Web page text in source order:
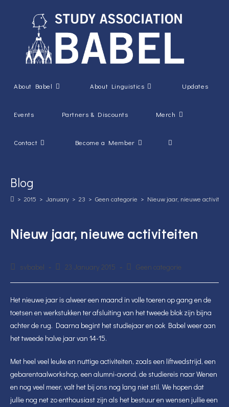
About Babel About Linguistics Updates
Events Partners & Discounts Merch
Contact Become a Member Toggle
search
Blog
> 2015 > January > 23 > Geen categorie > Nieuw jaar, nieuwe
Nieuw jaar, nieuwe activiteiten
Postsvbabel
Post23 January 2015
PostGeen categorie
Het nieuwe jaar is alweer een maand in volle toeren op gang en de
toetsen en werkstukken ter afsluiting van het tweede blok zijn bijna
achter de rug. Daarna begint het studiejaar en ook Babel weer aan
het tweede halve jaar van 14-15.
Met heel veel leuke en nuttige activiteiten, zoals een liftwedstrijd, een
gebarentaalworkshop, een alumni-avond, de studiereis naar Wenen
en nog veel meer, valt het bij ons nog lang niet stil. We hopen dat
jullie nog net zo enthousiast zijn als het bestuur en wensen jullie een